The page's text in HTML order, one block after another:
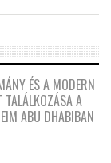
ÉS A MODERN
TALÁLKOZÁSA A
ABU DHABIBAN